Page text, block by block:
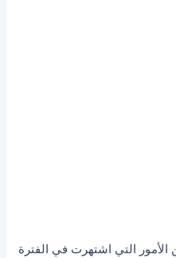
الأمور التي اشتهرت في الفترة